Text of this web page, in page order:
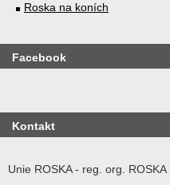
Roska na koních
Facebook
Kontakt
Unie ROSKA - reg. org.